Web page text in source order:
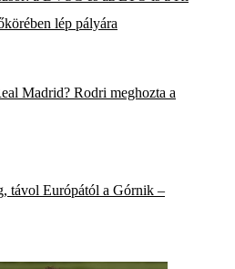
lép pályára
Madrid? Rodri meghozta a
távol Európától a Górnik –